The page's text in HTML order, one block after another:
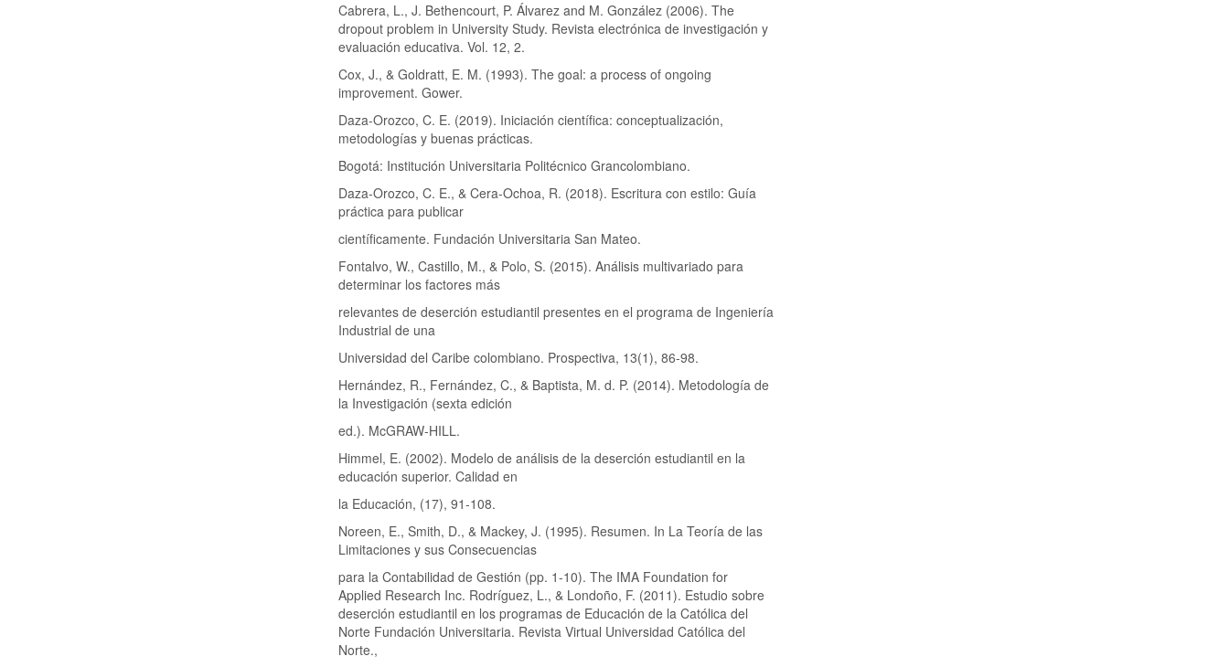
Cabrera, L., J. Bethencourt, P. Álvarez and M. González (2006). The
dropout problem in University Study. Revista electrónica de investigación y
evaluación educativa. Vol. 12, 2.
Cox, J., & Goldratt, E. M. (1993). The goal: a process of ongoing
improvement. Gower.
Daza-Orozco, C. E. (2019). Iniciación científica: conceptualización,
metodologías y buenas prácticas.
Bogotá: Institución Universitaria Politécnico Grancolombiano.
Daza-Orozco, C. E., & Cera-Ochoa, R. (2018). Escritura con estilo: Guía
práctica para publicar
científicamente. Fundación Universitaria San Mateo.
Fontalvo, W., Castillo, M., & Polo, S. (2015). Análisis multivariado para
determinar los factores más
relevantes de deserción estudiantil presentes en el programa de Ingeniería
Industrial de una
Universidad del Caribe colombiano. Prospectiva, 13(1), 86-98.
Hernández, R., Fernández, C., & Baptista, M. d. P. (2014). Metodología de
la Investigación (sexta edición
ed.). McGRAW-HILL.
Himmel, E. (2002). Modelo de análisis de la deserción estudiantil en la
educación superior. Calidad en
la Educación, (17), 91-108.
Noreen, E., Smith, D., & Mackey, J. (1995). Resumen. In La Teoría de las
Limitaciones y sus Consecuencias
para la Contabilidad de Gestión (pp. 1-10). The IMA Foundation for
Applied Research Inc. Rodríguez, L., & Londoño, F. (2011). Estudio sobre
deserción estudiantil en los programas de Educación de la Católica del
Norte Fundación Universitaria. Revista Virtual Universidad Católica del
Norte.,